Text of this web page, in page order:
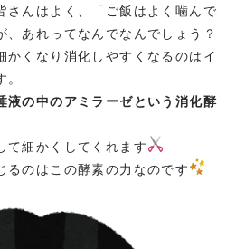
さんはよく、「ご飯はよく噛んで
、あれってなんでなんでしょう？
かくなり消化しやすくなるのはイ
液の中のアミラーゼという消化酵
て細かくしてくれます
るのはこの酵素の力なのです